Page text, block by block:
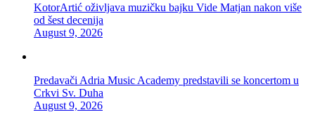
KotorArtić oživljava muzičku bajku Vide Matjan nakon više
od šest decenija
August 9, 2026
Predavači Adria Music Academy predstavili se koncertom u
Crkvi Sv. Duha
August 9, 2026